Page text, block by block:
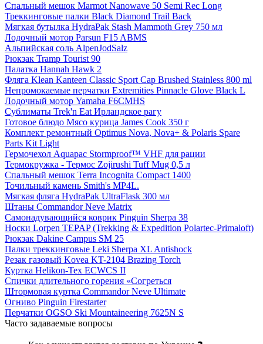
Спальный мешок Marmot Nanowave 50 Semi Rec Long
Треккинговые палки Black Diamond Trail Back
Мягкая бутылка HydraPak Stash Mammoth Grey 750 мл
Лодочный мотор Parsun F15 ABMS
Альпийская соль AlpenJodSalz
Рюкзак Tramp Tourist 90
Палатка Hannah Hawk 2
Фляга Klean Kanteen Classic Sport Cap Brushed Stainless 800 ml
Непромокаемые перчатки Extremities Pinnacle Glove Black L
Лодочный мотор Yamaha F6CMHS
Сублиматы Trek'n Eat Ирландское рагу
Готовое блюдо Мясо курица James Cook 350 г
Комплект ремонтный Optimus Nova, Nova+ & Polaris Spare
Parts Kit Light
Гермочехол Aquapac Stormproof™ VHF для рации
Термокружка - Термос Zojirushi Tuff Mug 0,5 л
Спальный мешок Terra Incognita Compact 1400
Точильный камень Smith's MP4L.
Мягкая фляга HydraPak UltraFlask 300 мл
Штаны Commandor Neve Matrix
Самонадувающийся коврик Pinguin Sherpa 38
Носки Lorpen TEPAP (Trekking & Expedition Polartec-Primaloft)
Рюкзак Dakine Campus SM 25
Палки треккинговые Leki Sherpa XL Antishock
Резак газовый Kovea KT-2104 Brazing Torch
Куртка Helikon-Tex ECWCS II
Спички длительного горения «Согреться
Штормовая куртка Commandor Neve Ultimate
Огниво Pinguin Firestarter
Перчатки OGSO Ski Mountaineering 7625N S
Часто задаваемые вопросы